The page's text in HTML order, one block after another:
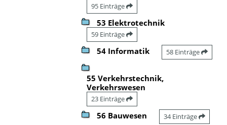
95 Einträge
53 Elektrotechnik
59 Einträge
54 Informatik 58 Einträge
55 Verkehrstechnik,
Verkehrswesen
23 Einträge
56 Bauwesen 34 Einträge